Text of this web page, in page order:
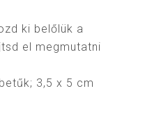
ki belőlük a
el megmutatni
3,5 x 5 cm